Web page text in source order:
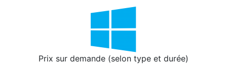
Prix sur demande (selon type et durée)